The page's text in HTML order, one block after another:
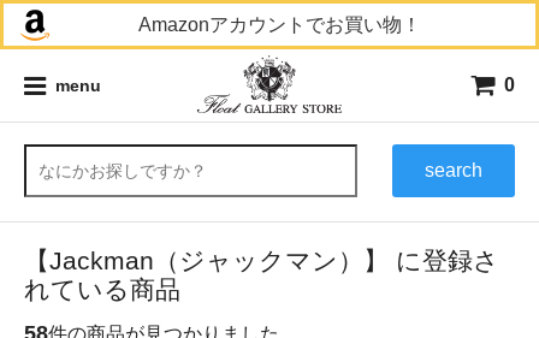
Amazonアカウントでお買い物！
menu 0
search
【Jackman（ジャックマン）】 に登録さ
れている商品
58件の商品が見つかりました